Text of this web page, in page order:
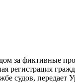
за фиктивные
судов, передает